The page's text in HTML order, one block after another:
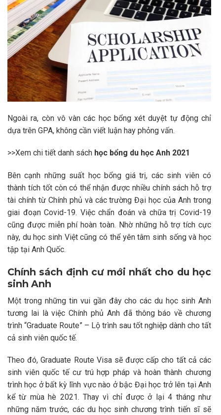
Ngoài ra, còn vô vàn các học bổng xét duyệt tự động chỉ
dựa trên GPA, không cần viết luận hay phỏng vấn.
>>Xem chi tiết danh sách học bổng du học Anh 2021
Bên cạnh những suất học bổng giá trị, các sinh viên có
thành tích tốt còn có thể nhận được nhiều chính sách hỗ trợ
tài chính từ Chính phủ và các trường Đại học của Anh trong
giai đoạn Covid-19. Việc chẩn đoán và chữa trị Covid-19
cũng được miễn phí hoàn toàn. Nhờ những hỗ trợ tích cực
này, du học sinh Việt cũng có thể yên tâm sinh sống và học
tập tại Anh Quốc.
Chính sách định cư mới nhất cho du học
sinh Anh
Một trong những tin vui gần đây cho các du học sinh Anh
tương lai là việc Chính phủ Anh đã thông báo về chương
trình “Graduate Route” – Lộ trình sau tốt nghiệp dành cho tất
cả sinh viên quốc tế.
Theo đó, Graduate Route Visa sẽ được cấp cho tất cả các
sinh viên quốc tế cư trú hợp pháp và hoàn thành chương
trình học ở bất kỳ lĩnh vực nào ở bậc Đại học trở lên tại Anh
kể từ mùa hè 2021. Thay vì chỉ được ở lại 4 tháng như
những năm trước, các du học sinh chương trình tiến sĩ sẽ